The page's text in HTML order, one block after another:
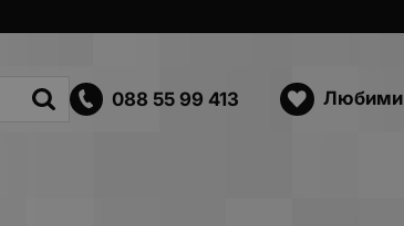
088 55 99 413 Любими